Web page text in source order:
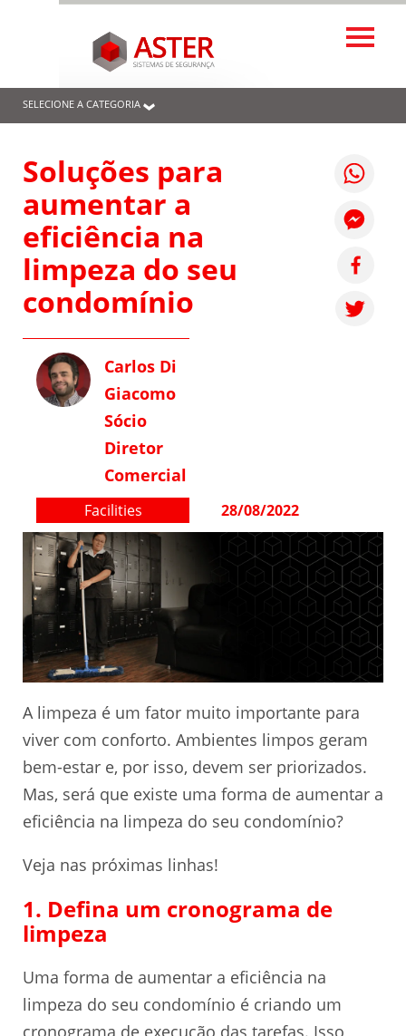
SELECIONE A CATEGORIA
Soluções para
aumentar a
eficiência na
limpeza do seu
condomínio
Carlos Di
Giacomo
Sócio
Diretor
Comercial
Facilities 28/08/2022
A limpeza é um fator muito importante para
viver com conforto. Ambientes limpos geram
bem-estar e, por isso, devem ser priorizados.
Mas, será que existe uma forma de aumentar a
eficiência na limpeza do seu condomínio?
Veja nas próximas linhas!
1. Defina um cronograma de
limpeza
Uma forma de aumentar a eficiência na
limpeza do seu condomínio é criando um
cronograma de execução das tarefas. Isso